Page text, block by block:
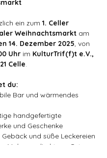
ein zum 1. Celler
Weihnachtsmarkt am
14. Dezember 2025, von
Uhr im KulturTrif(f)t e.V.,
Celle.
du:
Bar und wärmendes
handgefertigte
und Geschenke
Gebäck und süße Leckereien
Make-up direkt vor Ort